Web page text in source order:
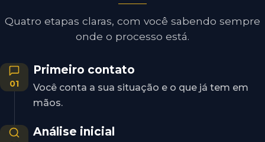
Quatro etapas claras, com você sabendo sempre
onde o processo está.
01
Primeiro contato
Você conta a sua situação e o que já tem em
mãos.
Análise inicial